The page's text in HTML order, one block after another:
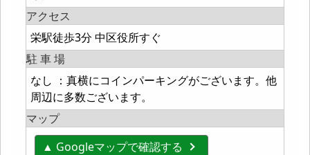
アクセス
栄駅徒歩3分 中区役所すぐ
駐 車 場
なし ：真横にコインパーキングがございます。他
周辺に多数ございます。
マップ
▲ Googleマップで確認する